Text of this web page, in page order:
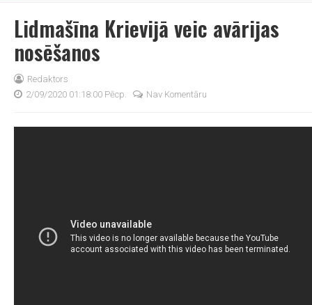
Lidmašīna Krievijā veic avārijas
nosēšanos
Redaktors
2/09/2020 01:18:00 Pēcp.
Nav Komentāru